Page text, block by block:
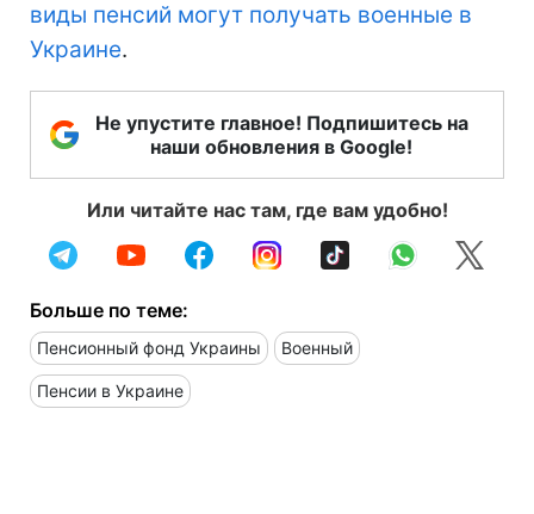
виды пенсий могут получать военные в
Украине.
Не упустите главное! Подпишитесь на
наши обновления в Google!
Или читайте нас там, где вам удобно!
Больше по теме:
Пенсионный фонд Украины Военный
Пенсии в Украине